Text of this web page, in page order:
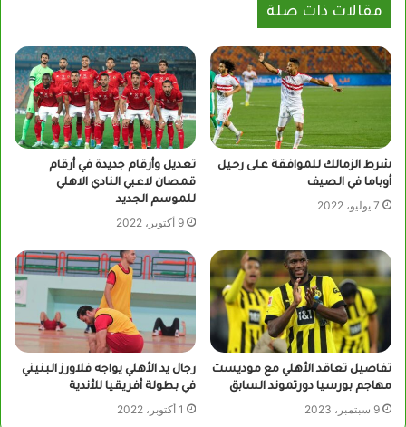
مقالات ذات صلة
شرط الزمالك للموافقة على رحيل
أوباما في الصيف
7 يوليو، 2022
تعديل وأرقام جديدة في أرقام
قمصان لاعبي النادي الاهلي
للموسم الجديد
9 أكتوبر، 2022
تفاصيل تعاقد الأهلي مع موديست
مهاجم بورسيا دورتموند السابق
9 سبتمبر، 2023
رجال يد الأهلي يواجه فلاورز البنيني
في بطولة أفريقيا للأندية
1 أكتوبر، 2022